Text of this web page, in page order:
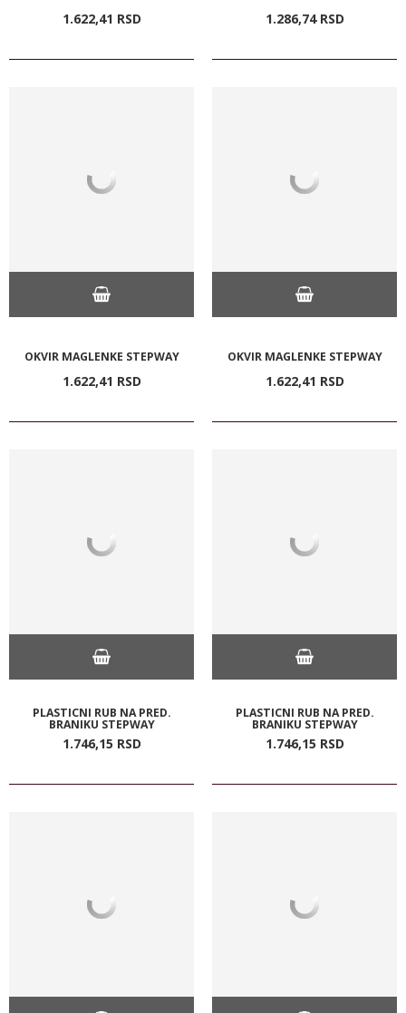
1.622,41 RSD 1.286,74 RSD
OKVIR MAGLENKE STEPWAY
1.622,41 RSD
OKVIR MAGLENKE STEPWAY
1.622,41 RSD
PLASTICNI RUB NA PRED.
BRANIKU STEPWAY
1.746,15 RSD
PLASTICNI RUB NA PRED.
BRANIKU STEPWAY
1.746,15 RSD